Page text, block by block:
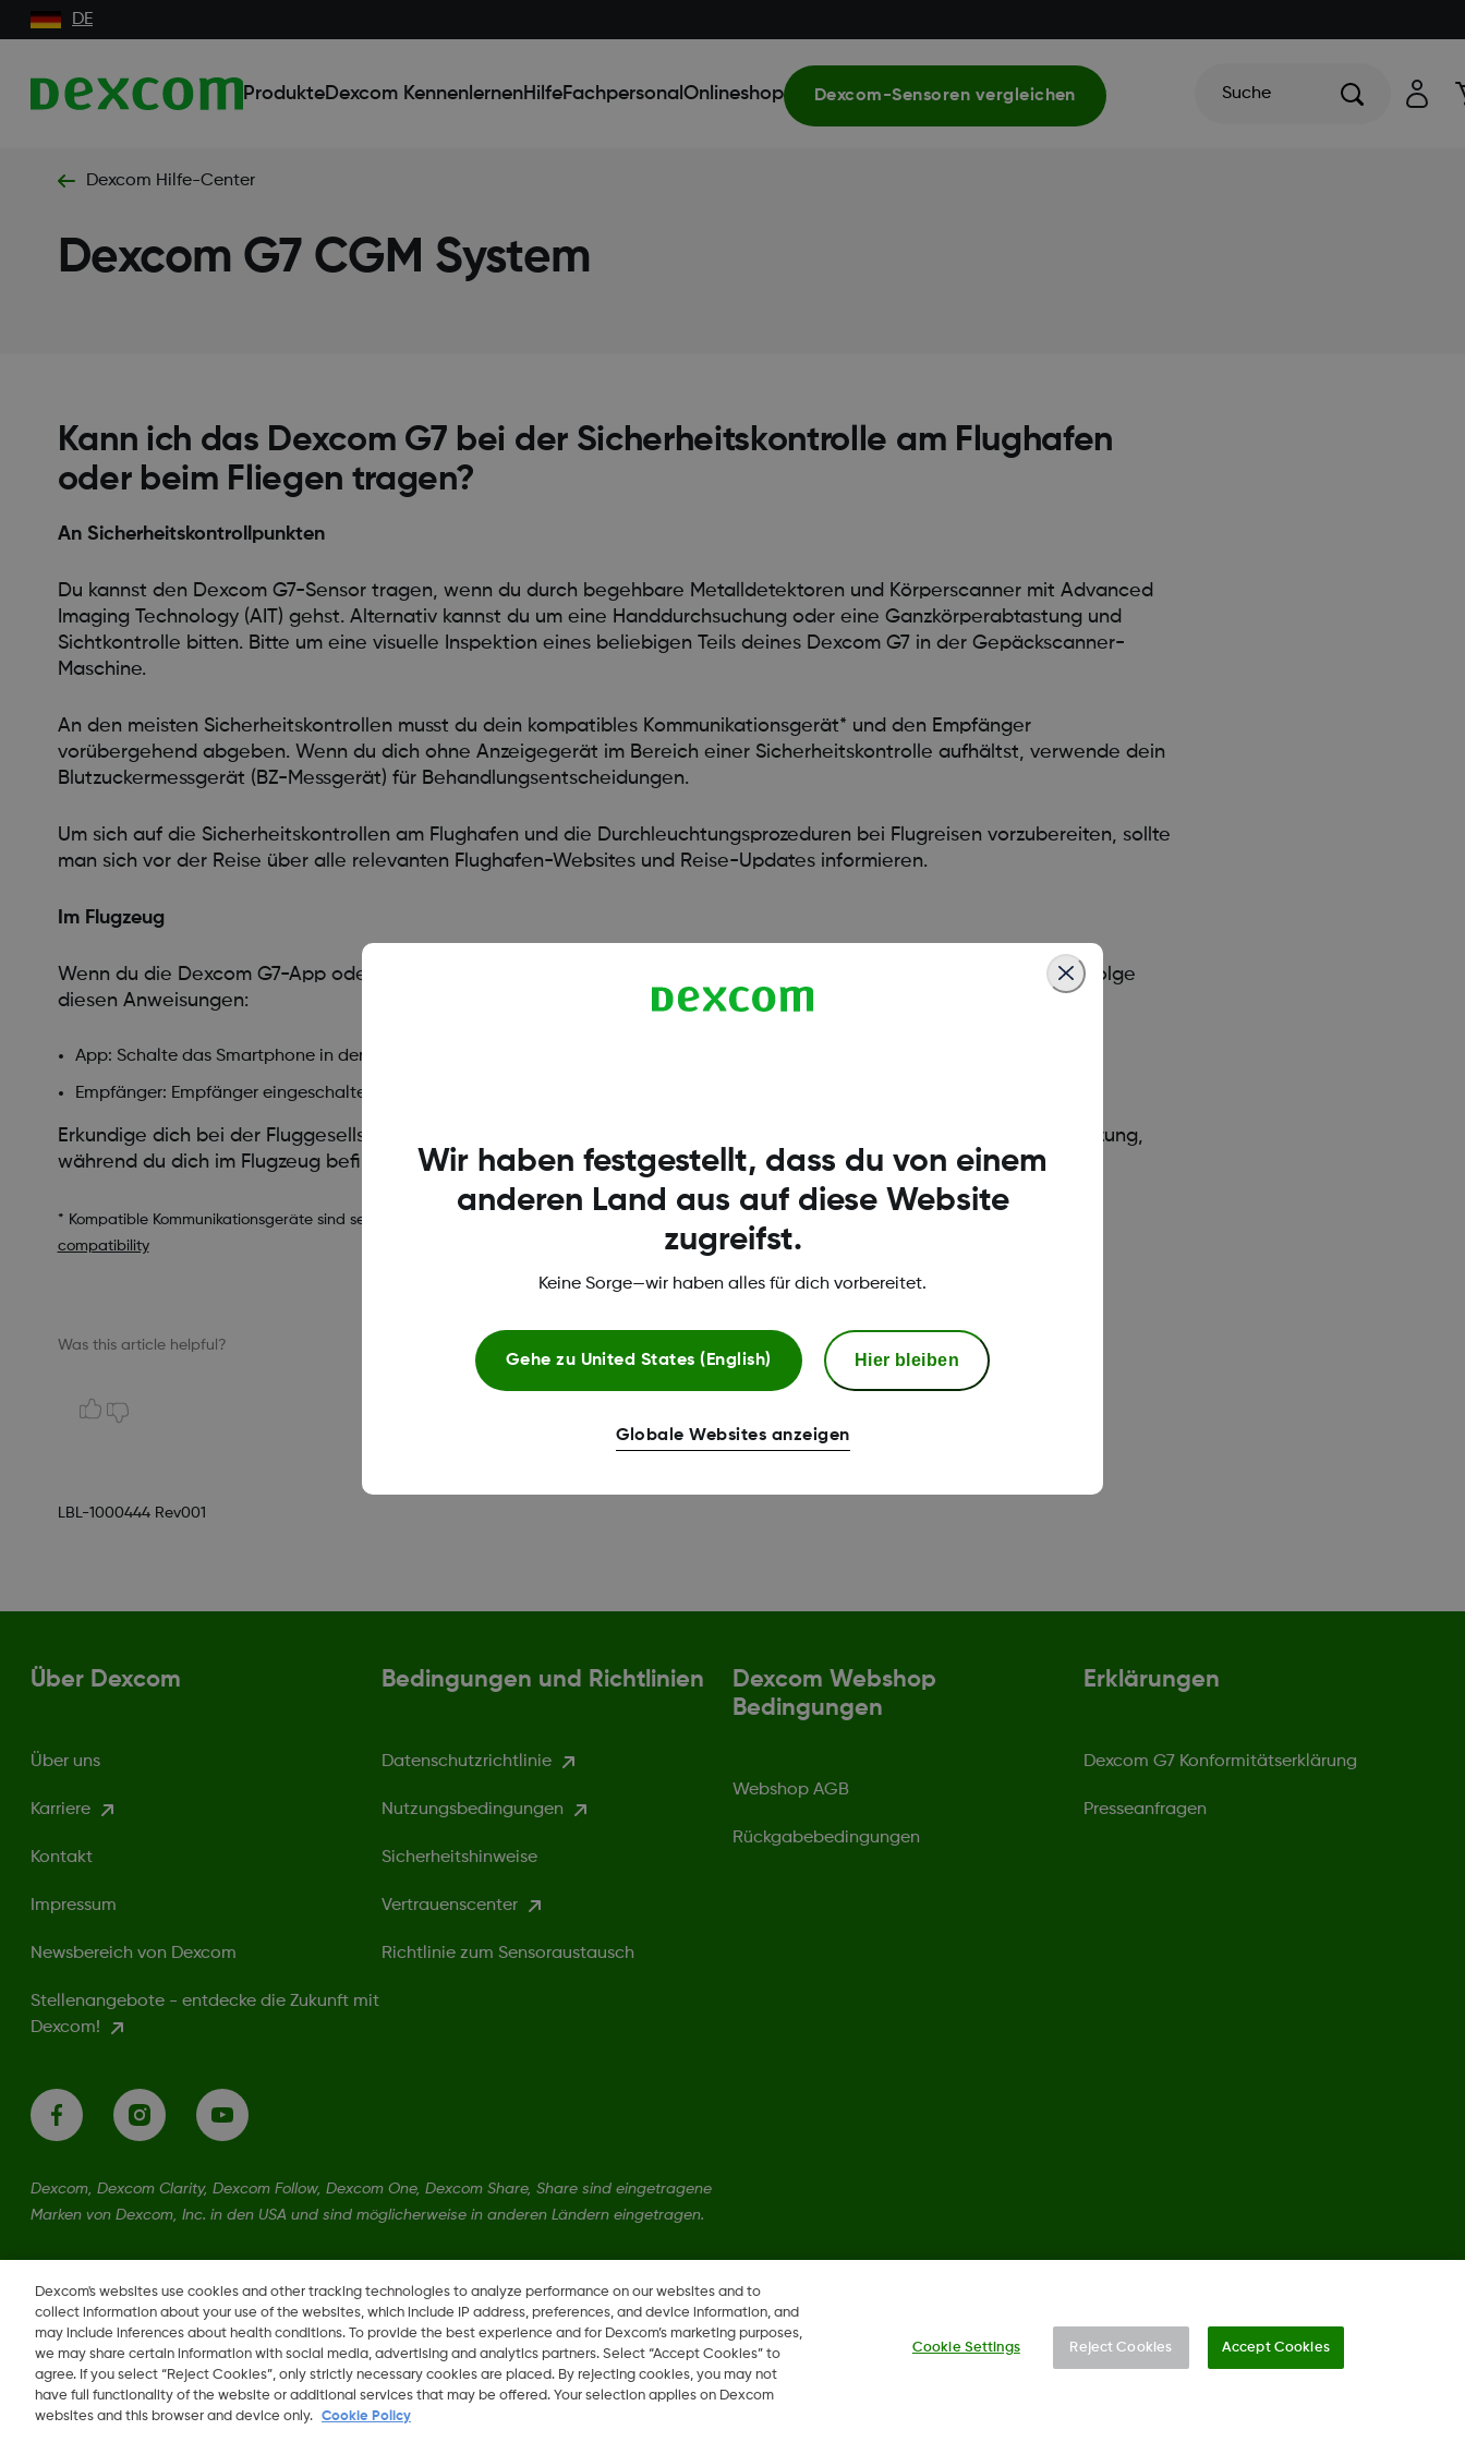
DE
ProdukteDexcom KennenlernenHilfeFachpersonal Onlineshop Dexcom-Sensoren vergleichen Suche
Dexcom Hilfe-Center
Dexcom G7 CGM System
Kann ich das Dexcom G7 bei der Sicherheitskontrolle am Flughafen
oder beim Fliegen tragen?
An Sicherheitskontrollpunkten
Du kannst den Dexcom G7-Sensor tragen, wenn du durch begehbare Metalldetektoren und Körperscanner mit Advanced
Imaging Technology (AIT) gehst. Alternativ kannst du um eine Handdurchsuchung oder eine Ganzkörperabtastung und
Sichtkontrolle bitten. Bitte um eine visuelle Inspektion eines beliebigen Teils deines Dexcom G7 in der Gepäckscanner-
Maschine.
An den meisten Sicherheitskontrollen musst du dein kompatibles Kommunikationsgerät* und den Empfänger
vorübergehend abgeben. Wenn du dich ohne Anzeigegerät im Bereich einer Sicherheitskontrolle aufhältst, verwende dein
Blutzuckermessgerät (BZ-Messgerät) für Behandlungsentscheidungen.
Um sich auf die Sicherheitskontrollen am Flughafen und die Durchleuchtungsprozeduren bei Flugreisen vorzubereiten, sollte
man sich vor der Reise über alle relevanten Flughafen-Websites und Reise-Updates informieren.
Im Flugzeug
Wenn du die Dexcom G7-App oder den Empfänger verwenden möchtest, um Zuckerdaten im Flugzeug abzurufen, folge
diesen Anweisungen:
App: Schalte das Smartphone in den Flugmodus und schalte dann Bluetooth ein
Empfänger: Empfänger eingeschaltet lassen
Erkundige dich bei der Fluggesellschaft nach deren Richtlinien. Befolge immer die Anweisungen der Flugzeugbesatzung,
während du dich im Flugzeug befindest.
* Kompatible Kommunikationsgeräte sind separat erhältlich. Eine Liste der kompatiblen Kommunikationsgeräte findet man unter:
compatibility
Was this article helpful?
LBL-1000444 Rev001
Über Dexcom
Über uns
Karriere
Kontakt
Impressum
Newsbereich von Dexcom
Stellenangebote - entdecke die Zukunft mit
Dexcom!
Bedingungen und Richtlinien
Datenschutzrichtlinie
Nutzungsbedingungen
Sicherheitshinweise
Vertrauenscenter
Richtlinie zum Sensoraustausch
Dexcom Webshop
Bedingungen
Webshop AGB
Rückgabebedingungen
Erklärungen
Dexcom G7 Konformitätserklärung
Presseanfragen
Dexcom, Dexcom Clarity, Dexcom Follow, Dexcom One, Dexcom Share, Share sind eingetragene
Marken von Dexcom, Inc. in den USA und sind möglicherweise in anderen Ländern eingetragen.
LBL-1000444 Rev001
DE
Region ändern
Dexcom's websites use cookies and other tracking technologies to analyze performance on our websites and to
collect information about your use of the websites, which include IP address, preferences, and device information, and
may include inferences about health conditions. To provide the best experience and for Dexcom’s marketing purposes,
we may share certain information with social media, advertising and analytics partners. Select “Accept Cookies” to
agree. If you select “Reject Cookies”, only strictly necessary cookies are placed. By rejecting cookies, you may not
have full functionality of the website or additional services that may be offered. Your selection applies on Dexcom
websites and this browser and device only.
Cookie Policy
Cookie Settings Reject Cookies Accept Cookies
Wir haben festgestellt, dass du von einem
anderen Land aus auf diese Website
zugreifst.
Keine Sorge—wir haben alles für dich vorbereitet.
Gehe zu United States (English) Hier bleiben
Globale Websites anzeigen